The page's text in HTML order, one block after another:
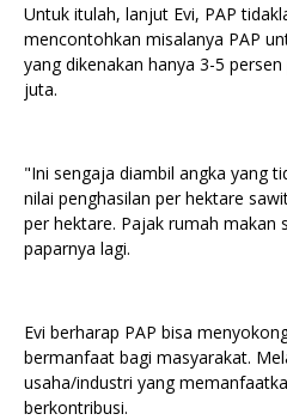
Untuk itulah, lanjut Evi, PAP
mencontohkan misalanya PAP
yang dikenakan hanya 3-5
juta.
"Ini sengaja diambil angka yang
nilai penghasilan per hektare
per hektare. Pajak rumah makan
paparnya lagi.
Evi berharap PAP bisa
bermanfaat bagi masyarakat.
usaha/industri yang
berkontribusi.